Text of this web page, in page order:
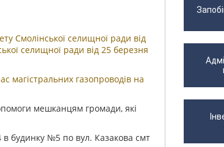
Смолінської селищної ради від
селищної ради від 25 березня
магістральних газопроводів на
мешканцям громади, які
будинку №5 по вул. Казакова смт